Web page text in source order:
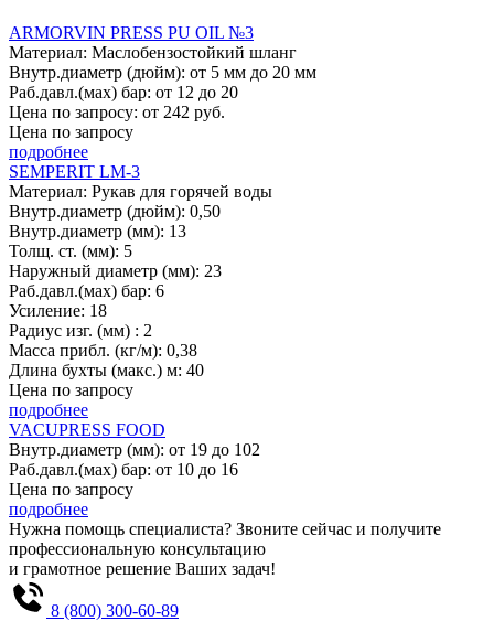
ARMORVIN PRESS PU OIL №3
Материал: Маслобензостойкий шланг
Внутр.диаметр (дюйм): от 5 мм до 20 мм
Раб.давл.(мах) бар: от 12 до 20
Цена по запросу: от 242 руб.
Цена по запросу
подробнее
SEMPERIT LM-3
Материал: Рукав для горячей воды
Внутр.диаметр (дюйм): 0,50
Внутр.диаметр (мм): 13
Толщ. ст. (мм): 5
Наружный диаметр (мм): 23
Раб.давл.(мах) бар: 6
Усиление: 18
Радиус изг. (мм) : 2
Масса прибл. (кг/м): 0,38
Длина бухты (макс.) м: 40
Цена по запросу
подробнее
VACUPRESS FOOD
Внутр.диаметр (мм): от 19 до 102
Раб.давл.(мах) бар: от 10 до 16
Цена по запросу
подробнее
Нужна помощь специалиста? Звоните сейчас и получите
профессиональную консультацию
и грамотное решение Ваших задач!
8 (800) 300-60-89